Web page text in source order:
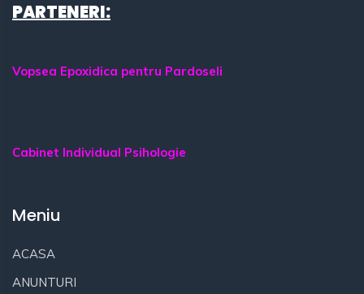
PARTENERI:
Vopsea Epoxidica pentru Pardoseli
Cabinet Individual Psihologie
Meniu
ACASA
ANUNTURI